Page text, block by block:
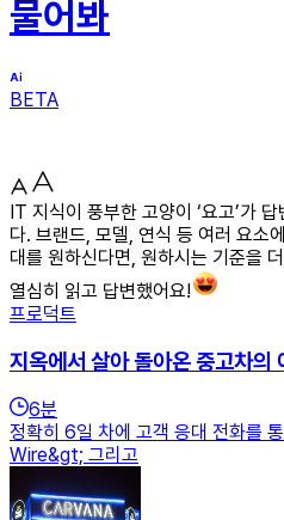
물어봐
BETA
IT 지식이 풍부한 고양이 ‘요고’가
다. 브랜드, 모델, 연식 등 여러 요소
대를 원하신다면, 원하시는 기준을
열심히 읽고 답변했어요!
프로덕트
지옥에서 살아 돌아온 중고차의
6분
정확히 6일 차에 고객 응대 전화를
Wire&gt; 그리고